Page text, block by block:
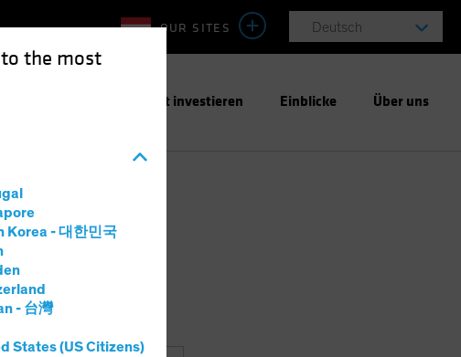
to the most
Korea - 대한민국
- 台灣
States (US Citizens)
Deutsch
OUR SITES
Verantwortungsbewusst investieren Einblicke Über uns